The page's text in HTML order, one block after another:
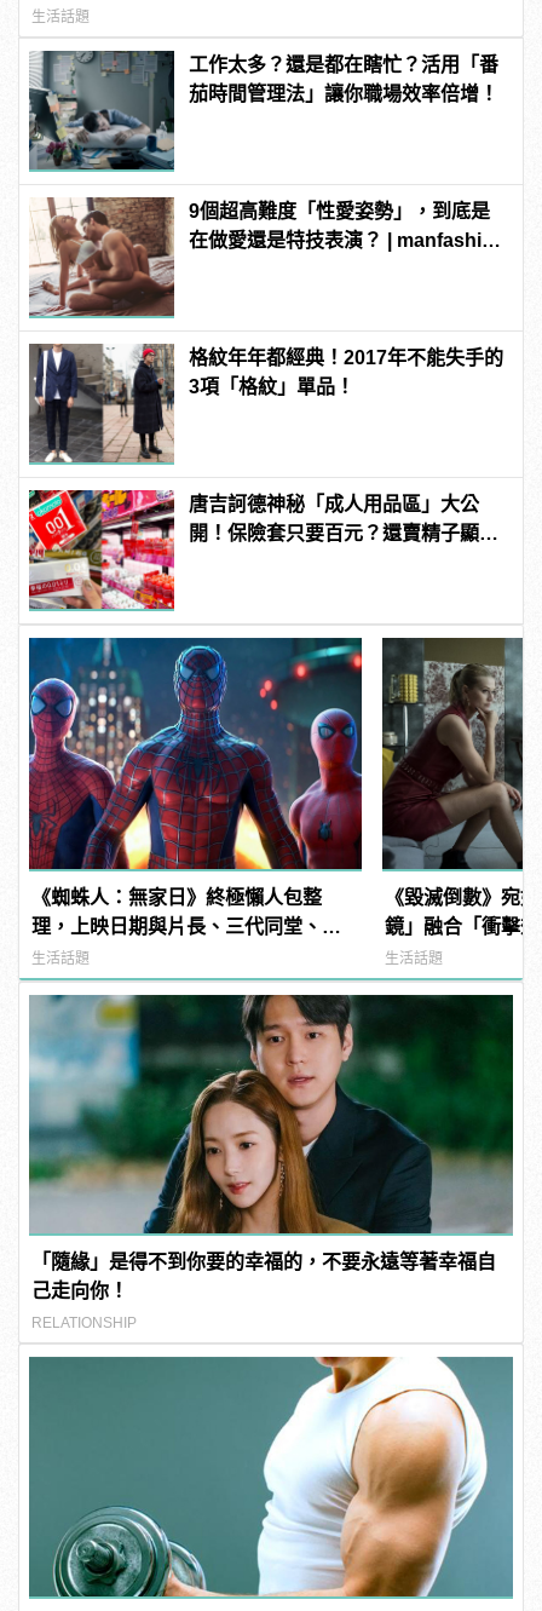
生活話題
工作太多？還是都在瞎忙？活用「番
茄時間管理法」讓你職場效率倍增！
9個超高難度「性愛姿勢」，到底是
在做愛還是特技表演？ | manfashion
格紋年年都經典！2017年不能失手的
3項「格紋」單品！
唐吉訶德神秘「成人用品區」大公
開！保險套只要百元？還賣精子顯微
《蜘蛛人：無家日》終極懶人包整
理，上映日期與片長、三代同堂、湯
姆霍蘭德去向......
生活話題
《毀滅倒數》宛
鏡」融合「衝擊
manfashion這樣
生活話題
「隨緣」是得不到你要的幸福的，不要永遠等著幸福自
己走向你！
RELATIONSHIP